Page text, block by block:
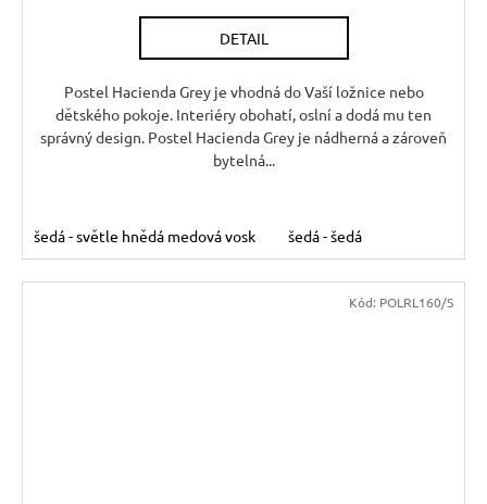
DETAIL
Postel Hacienda Grey je vhodná do Vaší ložnice nebo
dětského pokoje. Interiéry obohatí, oslní a dodá mu ten
správný design. Postel Hacienda Grey je nádherná a zároveň
bytelná...
šedá - světle hnědá medová vosk šedá - šedá
Kód: POLRL160/S